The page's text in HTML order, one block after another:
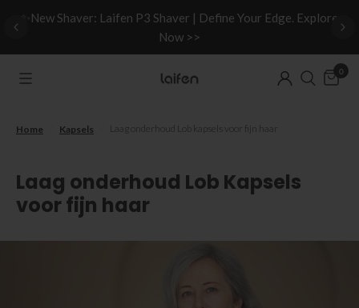
✨New Shaver: Laifen P3 Shaver | Define Your Edge. Explore
Now >>
0
Home Kapsels Laag onderhoud Lob kapsels voor fijn haar
Laag onderhoud Lob Kapsels
voor fijn haar